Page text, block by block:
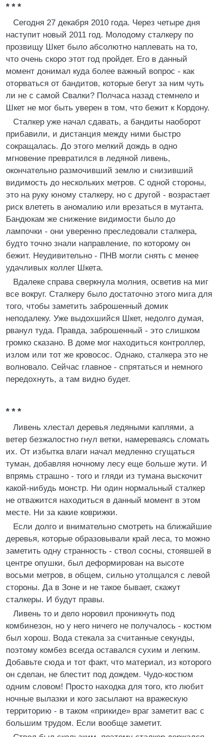
* * *
Сегодня 27 декабря 2010 года. Через четыре дня
наступит новый 2011 год. Молодому сталкеру по
прозвищу Шкет было абсолютно наплевать на то,
что очень скоро этот год пройдет. Его в данный
момент донимал куда более важный вопрос - как
оторваться от бандитов, которые бегут за ним чуть
ли не с самой Свалки? Полчаса назад стемнело и
Шкет не мог быть уверен в том, что бежит к Кордону.
Сталкер уже начал сдавать, а бандиты наоборот
прибавили, и дистанция между ними быстро
сокращалась. До этого мелкий дождь в одно
мгновение превратился в ледяной ливень,
окончательно размочивший землю и снизивший
видимость до нескольких метров. С одной стороны,
это на руку юному сталкеру, но с другой - возрастает
риск влететь в аномалию или врезаться в мутанта.
Бандюкам же снижение видимости было до
лампочки - они уверенно преследовали сталкера,
будто точно знали направление, по которому он
бежит. Неудивительно - ПНВ могли снять с менее
удачливых коллег Шкета.
Вдалеке справа сверкнула молния, осветив на миг
все вокруг. Сталкеру было достаточно этого мига для
того, чтобы заметить заброшенный домик
неподалеку. Уже выдохшийся Шкет, недолго думая,
рванул туда. Правда, заброшенный - это слишком
громко сказано. В доме мог находиться контроллер,
излом или тот же кровосос. Однако, сталкера это не
волновало. Сейчас главное - спрятаться и немного
передохнуть, а там видно будет.
* * *
Ливень хлестал деревья ледяными каплями, а
ветер безжалостно гнул ветки, намереваясь сломать
их. От избытка влаги начал медленно сгущаться
туман, добавляя ночному лесу еще больше жути. И
впрямь страшно - того и гляди из тумана выскочит
какой-нибудь монстр. Ни один нормальный сталкер
не отважится находиться в данный момент в этом
месте. Ни за какие коврижки.
Если долго и внимательно смотреть на ближайшие
деревья, которые образовывали край леса, то можно
заметить одну странность - ствол сосны, стоявшей в
центре опушки, был деформирован на высоте
восьми метров, в общем, сильно утолщался с левой
стороны. Да в Зоне и не такое бывает, скажут
сталкеры. И будут правы.
Ливень то и дело норовил проникнуть под
комбинезон, но у него ничего не получалось - костюм
был хорош. Вода стекала за считанные секунды,
поэтому комбез всегда оставался сухим и легким.
Добавьте сюда и тот факт, что материал, из которого
он сделан, не блестит под дождем. Чудо-костюм
одним словом! Просто находка для того, кто любит
ночные вылазки и кого засылают на вражескую
территорию - в таком «прикиде» враг заметит вас с
большим трудом. Если вообще заметит.